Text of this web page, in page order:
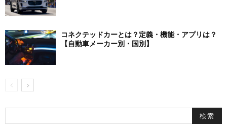
コネクテッドカーとは？定義・機能・アプリは？
【自動車メーカー別・国別】